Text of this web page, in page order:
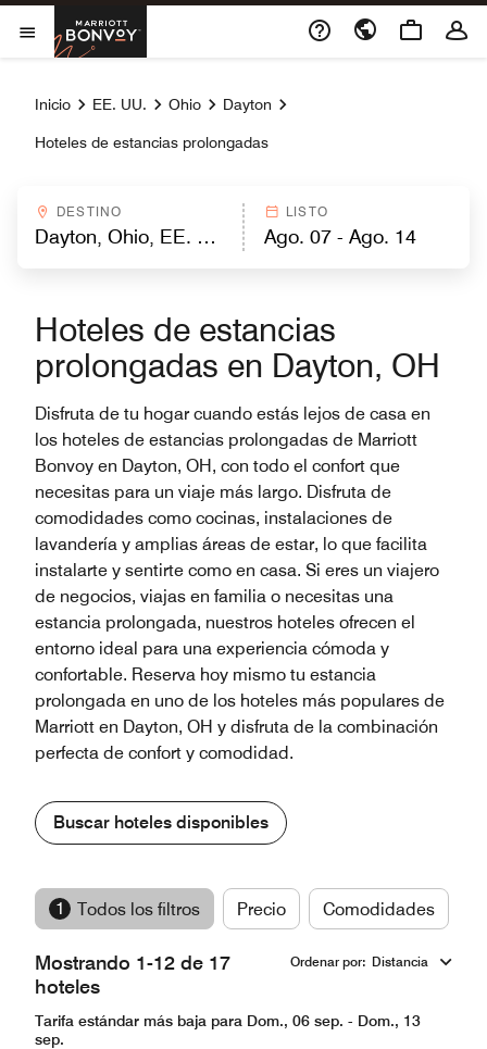
Skip to Content
Abrir el menú
Marriott Bonvoy
Inicio EE. UU. Ohio Dayton
Hoteles de estancias prolongadas
DESTINO LISTO
Hoteles de estancias
prolongadas en Dayton, OH
Disfruta de tu hogar cuando estás lejos de casa en
los hoteles de estancias prolongadas de Marriott
Bonvoy en Dayton, OH, con todo el confort que
necesitas para un viaje más largo. Disfruta de
comodidades como cocinas, instalaciones de
lavandería y amplias áreas de estar, lo que facilita
instalarte y sentirte como en casa. Si eres un viajero
de negocios, viajas en familia o necesitas una
estancia prolongada, nuestros hoteles ofrecen el
entorno ideal para una experiencia cómoda y
confortable. Reserva hoy mismo tu estancia
prolongada en uno de los hoteles más populares de
Marriott en Dayton, OH y disfruta de la combinación
perfecta de confort y comodidad.
Buscar hoteles disponibles
1 Todos los filtros Precio Comodidades
Mostrando 1-12 de 17
hoteles
Ordenar por: Distancia
Tarifa estándar más baja para Dom., 06 sep. - Dom., 13
sep.